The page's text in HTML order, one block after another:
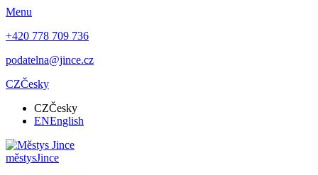
Menu
+420 778 709 736
podatelna@jince.cz
CZČesky
CZČesky
ENEnglish
městysJince